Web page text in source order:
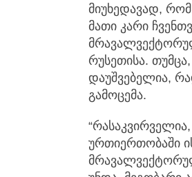
მიუხედავად,
მათი კარი
რუსეთისა.
დაუშვებელია,
გამოცემა.
ურთიერთობაში